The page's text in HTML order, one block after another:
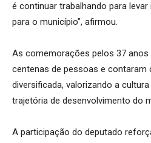
é continuar trabalhando para
para o município”, afirmou.
As comemorações pelos 37 anos
centenas de pessoas e contaram
diversificada, valorizando a
trajetória de desenvolvimento do
A participação do deputado